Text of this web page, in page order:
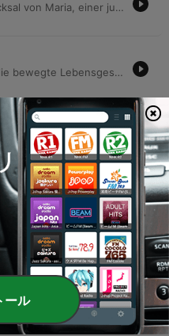
Diese Geschichte erzählt das Schicksal von Maria, einer jungen Frau aus einem armen Bergbauernhaus im Jahr 1914. Während ihr Mann Josef in den Krieg zieht, führt eine heimliche Romanze mit dem Fremden Georg zu einer dramatischen Konfrontation und zunehmender sozialer Isolation der Familie. Die Erzählung beschreibt die harten Lebensbedingungen während des Krieges, die Bedrohung durch den Bürgermeister sowie die Überlebensstrategien von Grete und Lorenz. Es folgt eine Schilderung der familiären Zerrüttung, der tragischen Todesfälle der Eltern und der darauffolgenden Isolation der Geschwister.
Dieses Hörspiel-Segment erzählt die bewegte Lebensgeschichte von Fatih und seinem Vater Josef, dessen tiefe Liebe zu Büchern durch Selbststudium und die Obhut eines Baumeisters geprägt wurde. Die Erzählung beschreibt eine Familiengeschichte zwischen Armut, den Folgen des Zweiten Weltkriegs und dem Leben im Kriegsopfererholungsheim. Die Geschichte führt durch dramatische Wendepunkte: die Rettung einer wertvollen Bibliothek vor der Umwandlung eines Heims in ein Hotel, die schwere Krebserkrankung der Mutter sowie die Zerrüttung der Familie nach dem Verlust der Heimat. Die Erzählung endet mit dem tragischen Schicksal des Vaters, dessen Leben durch den Verlust von Gliedmaßen und schließlich durch einen tödlichen Unfall in einer Bibliothek geprägt war.
Helfer
Diese Episode erzählt die bewegte Lebensgeschichte von Richard, einem verträumten Mann, dessen Leben durch Begegnungen mit Kitty und die Aufnahme des Kindes Putzi geprägt war. Die Erzählerin blickt dabei auch auf ihre eigene Kindheit zurück, die durch den Verlust ihrer Eltern und eine tiefe familiäre Entfremdung gezeichnet war. Der Bericht beleuchtet zudem traumatische Erlebnisse, wie Richards Begegnung mit einer Psychiaterin und einen körperlichen Übergriff. Die Erzählung führt über dramatische Ereignisse wie den Verlust eines Hundes durch Wilderei bis hin zu einem juristischen Kampf um das Sorgerecht für Putzi und endet mit dem tragischen Suizid von Richard.
Schweizer Alpen»
Following a difficult ascent of the Jungfrau, Tartarin travels to Montreux, where he encounters Sonia and visits the grave of Boris Vasiljev. The narrative follows a group of alpinists through a dramatic arrest at Chillon Castle and subsequent celebrations in Chamonix as they plan future climbs. The expedition to Mont Blanc turns perilous amidst extreme weather and internal conflicts. A tragic accident occurs when a rope snaps, leading to Tartarin's presumed death on the glacier. However, it is later revealed that both Tartarin and his companion instinctively cut the rope during a moment of panic, allowing Tartarin to fabricate a story about his disappearance.
ピソード
ール